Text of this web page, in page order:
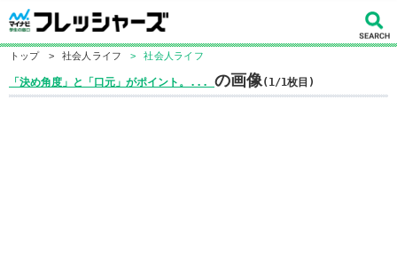
トップ > 社会人ライフ > 社会人ライフ
「決め角度」と「口元」がポイント。... の画像(1/1枚目)